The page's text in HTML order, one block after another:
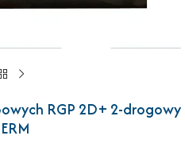
RGP 2D+ 2-drogowy